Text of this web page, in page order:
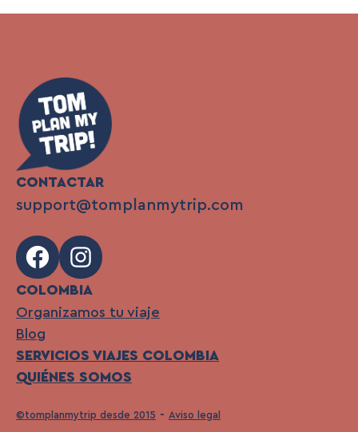
COLOMBIA
Organizamos tu viaje
Blog
SERVICIOS VIAJES COLOMBIA
QUIÉNES SOMOS
©tomplanmytrip desde 2015 Aviso legal
CONTACTAR
support@tomplanmytrip.com
FacebookInstagram